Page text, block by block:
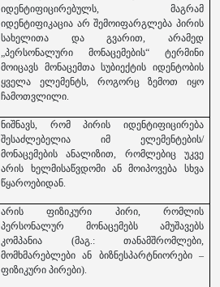
იდენტიფიცირებულს, მაგრამ
იდენტიფიკაცია არ შემოიფარგლება პირის
სახელითა და გვარით, არამედ
„პერსონალური მონაცემების“ ტერმინი
მოიცავს მონაცემთა სუბიექტის იდენტობის
ყველა ელემენტს, როგორც ზემოთ იყო
ჩამოთვლილი.
ნიშნავს, რომ პირის იდენტიფიცირება
შესაძლებელია იმ ელემენტების/
მონაცემების ანალიზით, რომლებიც უკვე
არის ხელმისაწვდომი ან მოიპოვება სხვა
წყაროებიდან.
არის ფიზიკური პირი, რომლის
პერსონალურ მონაცემებს ამუშავებს
კომპანია (მაგ.: თანამშრომლები,
მომხმარებლები ან ბიზნესპარტნიორები –
ფიზიკური პირები).